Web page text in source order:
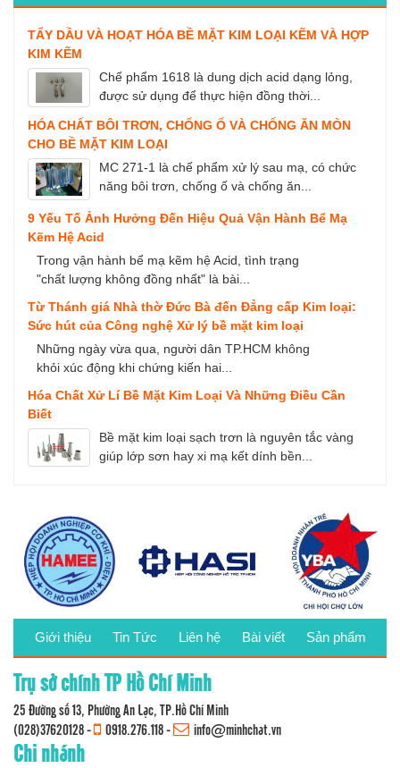
TẨY DẦU VÀ HOẠT HÓA BỀ MẶT KIM LOẠI KẼM VÀ HỢP
KIM KẼM
Chế phẩm 1618 là dung dịch acid dạng lỏng,
được sử dụng để thực hiện đồng thời...
HÓA CHẤT BÔI TRƠN, CHỐNG Ố VÀ CHỐNG ĂN MÒN
CHO BỀ MẶT KIM LOẠI
MC 271-1 là chế phẩm xử lý sau mạ, có chức
năng bôi trơn, chống ố và chống ăn...
9 Yếu Tố Ảnh Hưởng Đến Hiệu Quả Vận Hành Bể Mạ
Kẽm Hệ Acid
Trong vận hành bể mạ kẽm hệ Acid, tình trạng
"chất lượng không đồng nhất" là bài...
Từ Thánh giá Nhà thờ Đức Bà đến Đẳng cấp Kim loại:
Sức hút của Công nghệ Xử lý bề mặt kim loại
Những ngày vừa qua, người dân TP.HCM không
khỏi xúc động khi chứng kiến hai...
Hóa Chất Xử Lí Bề Mặt Kim Loại Và Những Điều Cần
Biết
Bề mặt kim loại sạch trơn là nguyên tắc vàng
giúp lớp sơn hay xi mạ kết dính bền...
Giới thiệu Tin Tức Liên hệ Bài viết Sản phẩm
Trụ sở chính TP Hồ Chí Minh
25 Đường số 13, Phường An Lạc, TP.Hồ Chí Minh
(028)37620128- 0918.276.118- info@minhchat.vn
Chi nhánh